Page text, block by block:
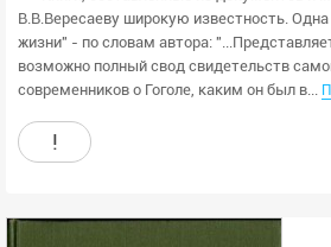
В.В.Вересаеву широкую известность. Одна
жизни" - по словам автора:
возможно полный свод свидетельств
современников о Гоголе, каким он был в...
!